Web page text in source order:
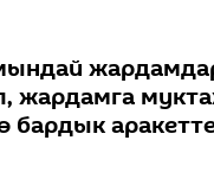
жардамга
бардык